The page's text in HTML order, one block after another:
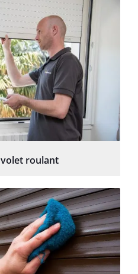
roulant